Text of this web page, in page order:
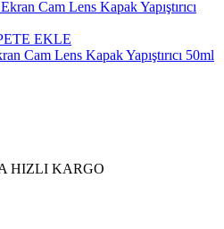
EKLE
Cam Lens Kapak Yapıştırıcı 50ml
HIZLI KARGO